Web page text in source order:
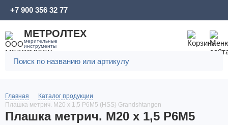
МЕТРОЛТЕХ
мерительные
инструменты
+7 900 356 32 77
Главная
Каталог продукции
Плашка метрич. M20 x 1,5 P6M5 (HSS) Grandshtangen
Плашка метрич. M20 x 1,5 P6M5